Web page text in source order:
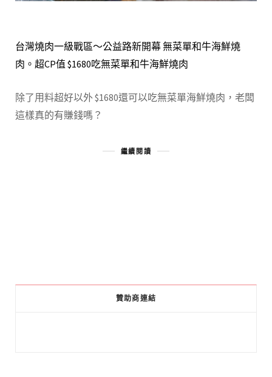
台灣燒肉一級戰區～公益路新開幕 無菜單和牛海鮮燒
肉。超CP值 $1680吃無菜單和牛海鮮燒肉
除了用料超好以外 $1680還可以吃無菜單海鮮燒肉，老闆
這樣真的有賺錢嗎？
繼續閱讀
贊助商連結